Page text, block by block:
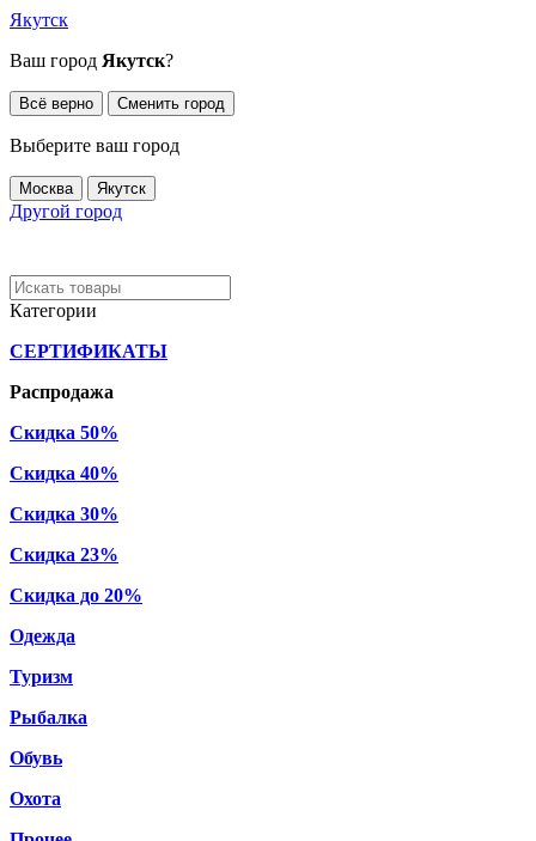
Якутск
Ваш город Якутск?
Всё верно Сменить город
Выберите ваш город
Москва Якутск
Другой город
Категории
СЕРТИФИКАТЫ
Распродажа
Скидка 50%
Скидка 40%
Скидка 30%
Скидка 23%
Скидка до 20%
Одежда
Туризм
Рыбалка
Обувь
Охота